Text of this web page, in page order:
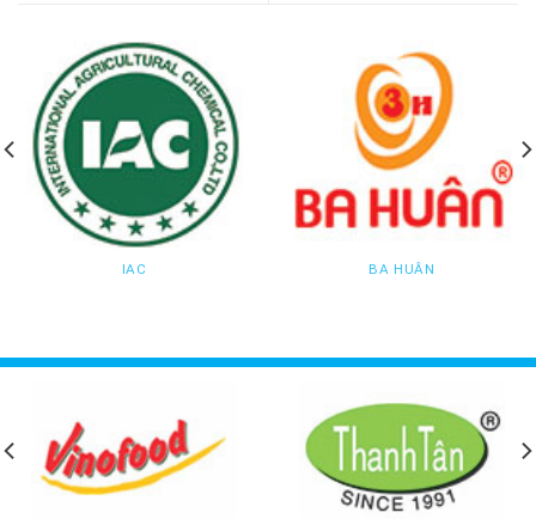
IAC BA HUÂN